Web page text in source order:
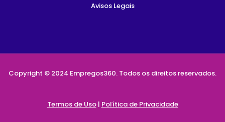
Avisos Legais
Copyright © 2024 Empregos360. Todos os direitos reservados.
Termos de Uso| Política de Privacidade